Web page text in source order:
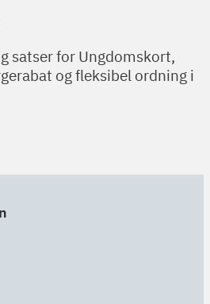
satser for Ungdomskort,
og fleksibel ordning i